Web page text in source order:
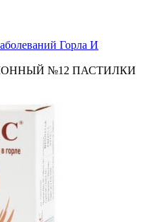
Горла И
№12 ПАСТИЛКИ